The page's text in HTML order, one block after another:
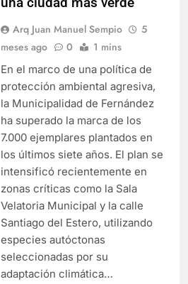
Arq Juan Manuel Sempio
5
meses ago
0 1 mins
En el marco de una política de
protección ambiental agresiva,
la Municipalidad de Fernández
ha superado la marca de los
7.000 ejemplares plantados en
los últimos siete años. El plan se
intensificó recientemente en
zonas críticas como la Sala
Velatoria Municipal y la calle
Santiago del Estero, utilizando
especies autóctonas
seleccionadas por su
adaptación climática…